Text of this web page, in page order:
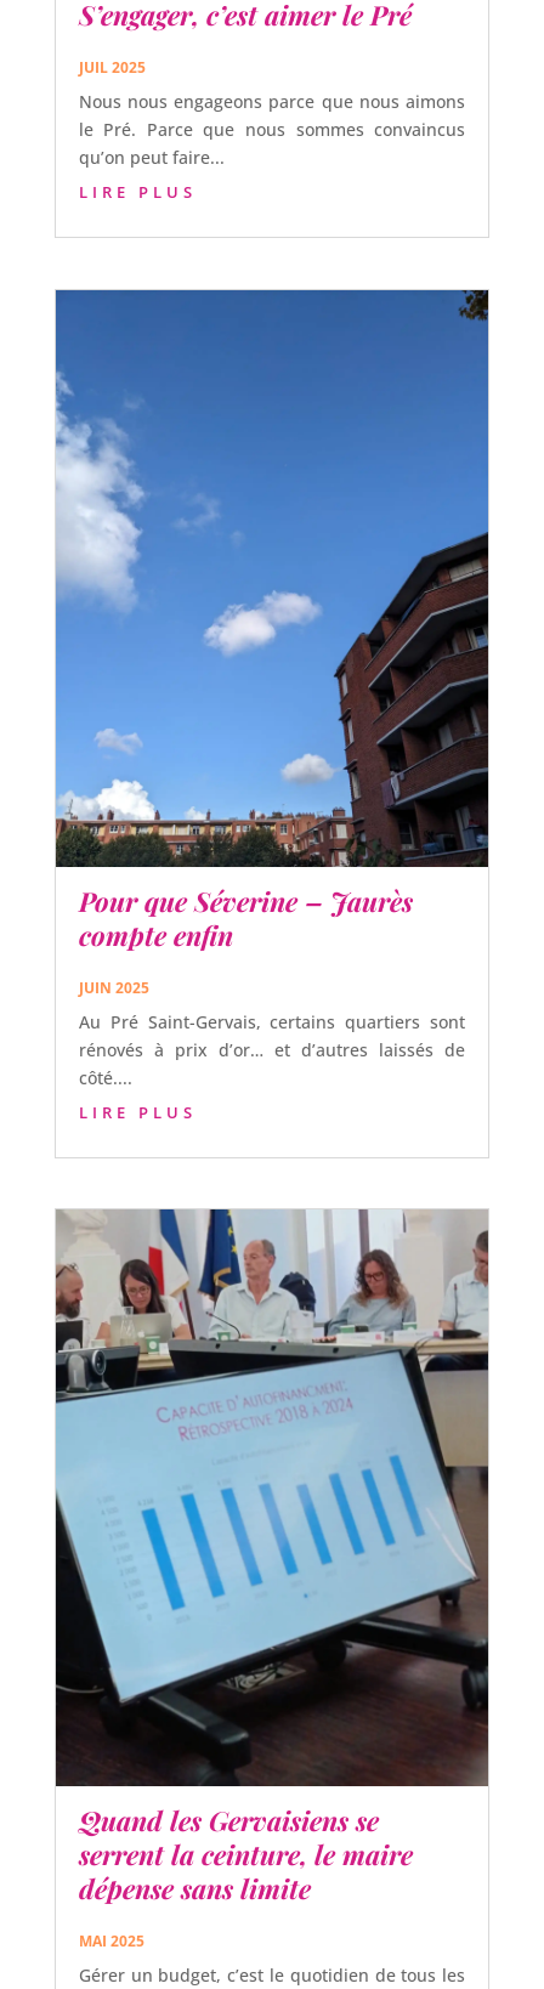
S’engager, c’est aimer le Pré
JUIL 2025
Nous nous engageons parce que nous aimons
le Pré. Parce que nous sommes convaincus
qu’on peut faire...
LIRE PLUS
Pour que Séverine – Jaurès
compte enfin
JUIN 2025
Au Pré Saint-Gervais, certains quartiers sont
rénovés à prix d’or… et d’autres laissés de
côté....
LIRE PLUS
Quand les Gervaisiens se
serrent la ceinture, le maire
dépense sans limite
MAI 2025
Gérer un budget, c’est le quotidien de tous les